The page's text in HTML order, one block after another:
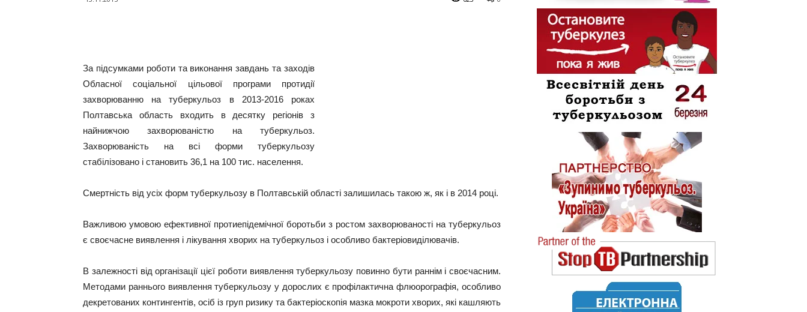
За підсумками роботи та виконання завдань та заходів
Обласної соціальної цільової програми протидії
захворюванню на туберкульоз в 2013-2016 роках
Полтавська область входить в десятку регіонів з
найнижчою захворюваністю на туберкульоз.
Захворюваність на всі форми туберкульозу
стабілізовано і становить 36,1 на 100 тис. населення.
Смертність від усіх форм туберкульозу в Полтавській області залишилась такою ж, як і в 2014 році.
Важливою умовою ефективної протиепідемічної боротьби з ростом захворюваності на туберкульоз
є своєчасне виявлення і лікування хворих на туберкульоз і особливо бактеріовиділювачів.
В залежності від організації цієї роботи виявлення туберкульозу повинно бути раннім і своєчасним.
Методами раннього виявлення туберкульозу у дорослих є профілактична флюорографія, особливо
декретованих контингентів, осіб із груп ризику та бактеріоскопія мазка мокроти хворих, які кашляють